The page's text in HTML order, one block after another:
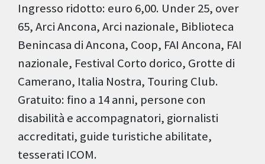
Ingresso ridotto: euro 6,00. Under 25, over
65, Arci Ancona, Arci nazionale, Biblioteca
Benincasa di Ancona, Coop, FAI Ancona, FAI
nazionale, Festival Corto dorico, Grotte di
Camerano, Italia Nostra, Touring Club.
Gratuito: fino a 14 anni, persone con
disabilità e accompagnatori, giornalisti
accreditati, guide turistiche abilitate,
tesserati ICOM.